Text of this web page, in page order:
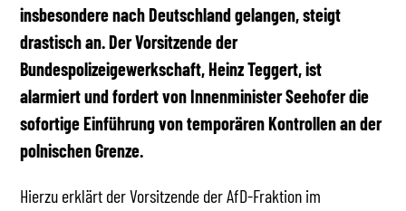
insbesondere nach Deutschland gelangen, steigt
drastisch an. Der Vorsitzende der
Bundespolizeigewerkschaft, Heinz Teggert, ist
alarmiert und fordert von Innenminister Seehofer die
sofortige Einführung von temporären Kontrollen an der
polnischen Grenze.
Hierzu erklärt der Vorsitzende der AfD-Fraktion im